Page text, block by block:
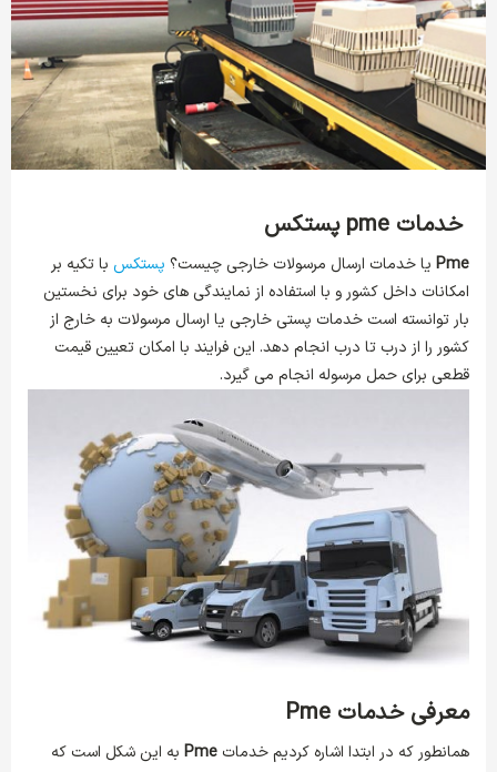
خدمات pme پستکس
Pme یا خدمات ارسال مرسولات خارجی چیست؟ پستکس با تکیه بر
امکانات داخل کشور و با استفاده از نمایندگی های خود برای نخستین
بار توانسته است خدمات پستی خارجی یا ارسال مرسولات به خارج از
کشور را از درب تا درب انجام دهد. این فرایند با امکان تعیین قیمت
قطعی برای حمل مرسوله انجام می گیرد.
معرفی خدمات Pme
همانطور که در ابتدا اشاره کردیم خدمات Pme به این شکل است که